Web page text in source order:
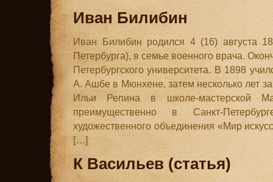
Иван Билибин
Иван Билибин родился 4 (16) августа
Петербурга), в семье военного врача.
Петербургского университета. В 1898
А. Ашбе в Мюнхене, затем несколько лет
Ильи Репина в школе-мастерской
преимущественно в Санкт-
художественного объединения «Мир
[…]
К Васильев (статья)